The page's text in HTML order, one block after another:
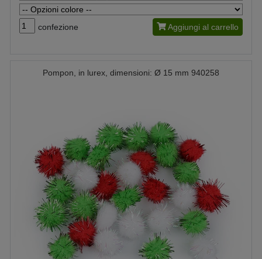
confezione Aggiungi al carrello
Pompon, in lurex, dimensioni: Ø 15 mm 940258